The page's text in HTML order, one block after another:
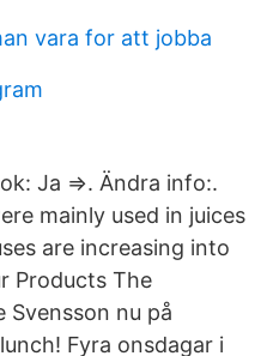
vara for att jobba
Ja ⇒. Ändra info:.
mainly used in juices
are increasing into
Products The
Svensson nu på
Fyra onsdagar i